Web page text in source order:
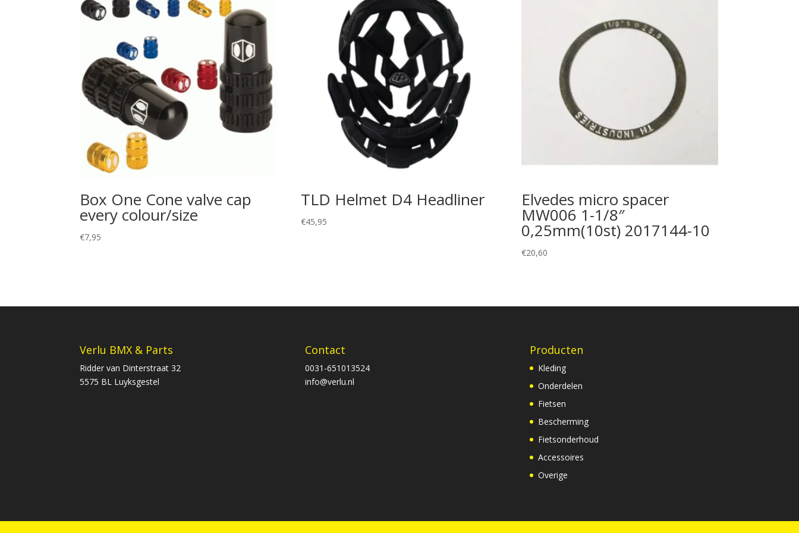
Box One Cone valve cap
every colour/size
€7,95
TLD Helmet D4 Headliner
€45,95
Elvedes micro spacer
MW006 1-1/8″
0,25mm(10st) 2017144-10
€20,60
Verlu BMX & Parts
Ridder van Dinterstraat 32
5575 BL Luyksgestel
Contact
0031-651013524
info@verlu.nl
Producten
Kleding
Onderdelen
Fietsen
Bescherming
Fietsonderhoud
Accessoires
Overige